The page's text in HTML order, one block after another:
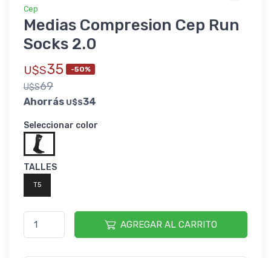
Cep
Medias Compresion Cep Run
Socks 2.0
U$S35 -50%
U$S69
Ahorrás U$S34
Seleccionar color
TALLES
T5
AGREGAR AL CARRITO